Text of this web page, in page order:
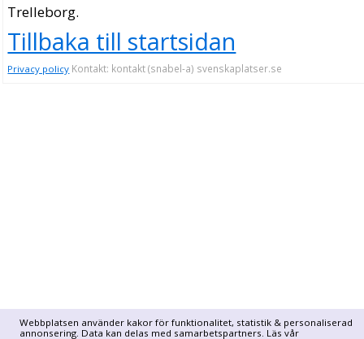
Webbplatsen använder kakor för funktionalitet, statistik & personaliserad
annonsering. Data kan delas med samarbetspartners. Läs vår
Trelleborg.
Tillbaka till startsidan
Privacy policy Kontakt: kontakt (snabel-a) svenskaplatser.se